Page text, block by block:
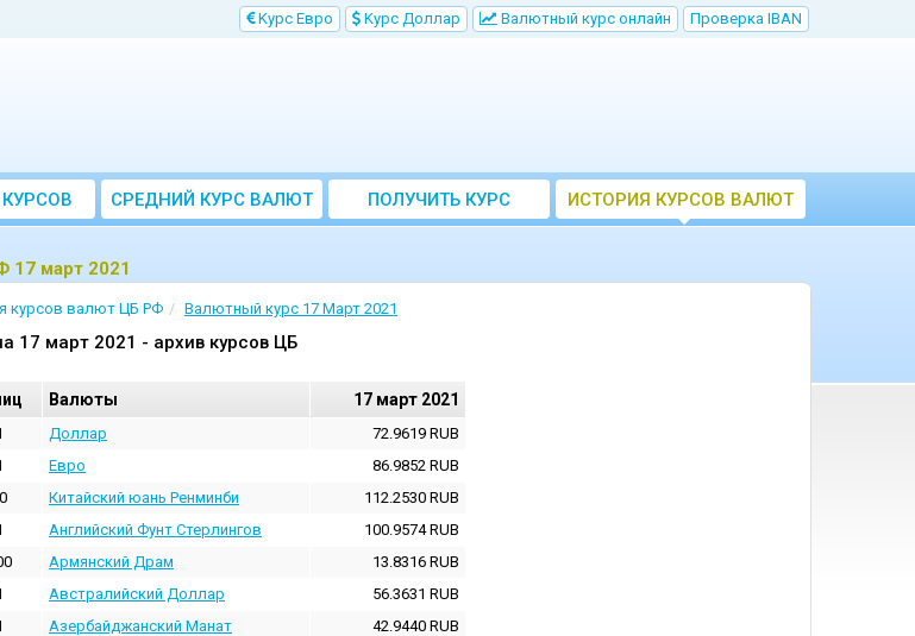
Kурс Евро Kурс Доллар Bалютный курс онлайн Проверка IBAN
CРЕДНИЙ КУРС ВАЛЮТ
ЗА МЕСЯЦ
ПОЛУЧИТЬ КУРС
ВАЛЮТ ЦБ
ИСТОРИЯ КУРСОВ ВАЛЮТ
ЦБ РФ
17 март 2021
курсов валют ЦБ РФ Валютный курс 17 Март 2021
17 март 2021 - архив курсов ЦБ
Валюты 17 март 2021
Доллар 72.9619 RUB
Евро 86.9852 RUB
Китайский юань Ренминби 112.2530 RUB
Английский Фунт Стерлингов 100.9574RUB
Армянский Драм 13.8316 RUB
Австралийский Доллар 56.3631 RUB
Азербайджанский Манат 42.9440 RUB